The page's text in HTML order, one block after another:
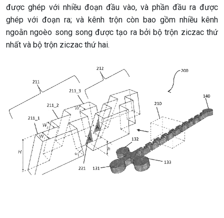
được ghép với nhiều đoạn đầu vào, và phần đầu ra được
ghép với đoạn ra; và kênh trộn còn bao gồm nhiều kênh
ngoằn ngoèo song song được tạo ra bởi bộ trộn ziczac thứ
nhất và bộ trộn ziczac thứ hai.